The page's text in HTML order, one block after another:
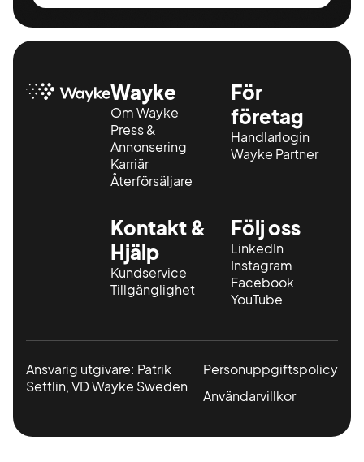
Wayke
Om Wayke
Press &
Annonsering
Karriär
Återförsäljare
För
företag
Handlarlogin
Wayke Partner
Kontakt &
Hjälp
Kundservice
Tillgänglighet
Följ oss
LinkedIn
Instagram
Facebook
YouTube
Ansvarig utgivare: Patrik
Settlin, VD Wayke Sweden
Personuppgiftspolicy
Användarvillkor